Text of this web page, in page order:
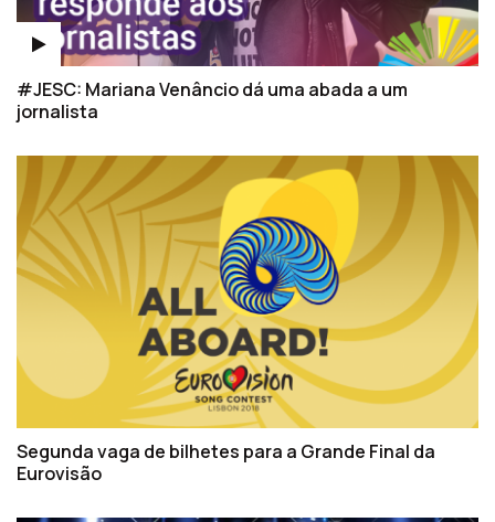
#JESC: Mariana Venâncio dá uma abada a um
jornalista
Segunda vaga de bilhetes para a Grande Final da
Eurovisão